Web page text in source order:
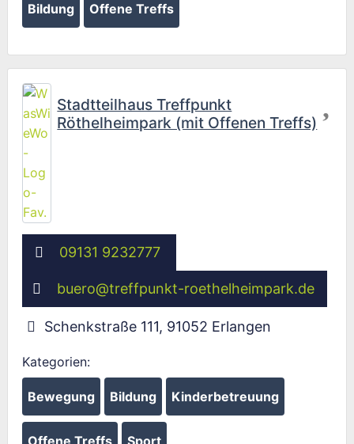
Bildung Offene Treffs
Stadtteilhaus Treffpunkt
Röthelheimpark (mit Offenen Treffs)
09131 9232777
buero@treffpunkt-roethelheimpark.de
Schenkstraße 111, 91052 Erlangen
Kategorien:
Bewegung Bildung Kinderbetreuung
Offene Treffs Sport